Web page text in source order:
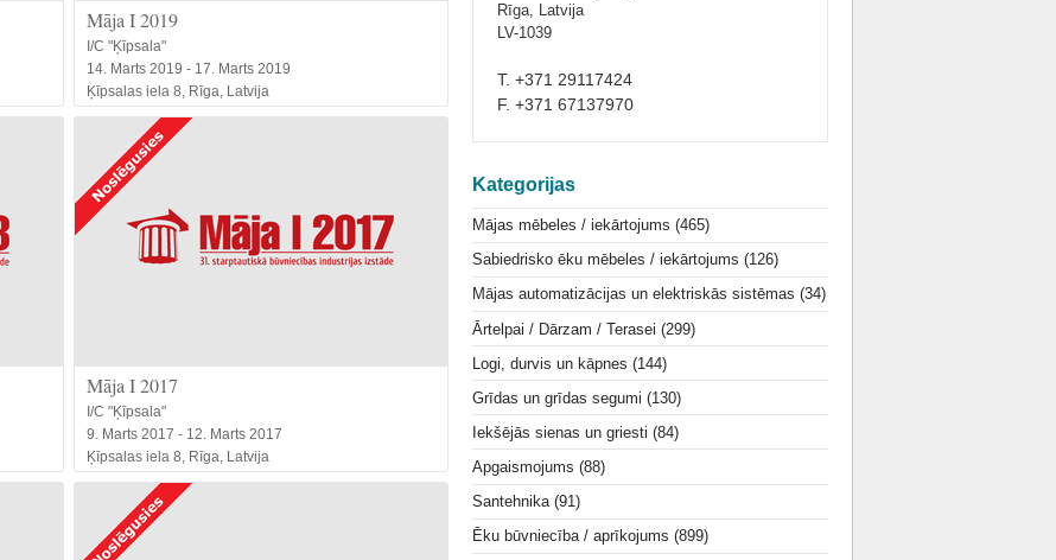
Māja I 2019
I/C "Ķīpsala"
14. Marts 2019 - 17. Marts 2019
Ķīpsalas iela 8, Rīga, Latvija
Māja I 2017
I/C "Ķīpsala"
9. Marts 2017 - 12. Marts 2017
Ķīpsalas iela 8, Rīga, Latvija
Rīga, Latvija
LV-1039
T. +371 29117424
F. +371 67137970
Kategorijas
Mājas mēbeles / iekārtojums (465)
Sabiedrisko ēku mēbeles / iekārtojums (126)
Mājas automatizācijas un elektriskās sistēmas (34)
Ārtelpai / Dārzam / Terasei (299)
Logi, durvis un kāpnes (144)
Grīdas un grīdas segumi (130)
Iekšējās sienas un griesti (84)
Apgaismojums (88)
Santehnika (91)
Ēku būvniecība / aprīkojums (899)